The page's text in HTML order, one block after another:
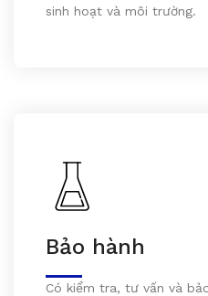
sinh hoạt và môi trường.
Bảo hành
Có kiểm tra, tư vấn và